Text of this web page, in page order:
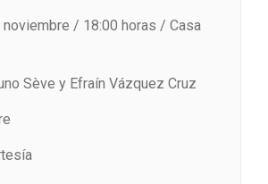
noviembre / 18:00 horas / Casa
Sève y Efraín Vázquez Cruz